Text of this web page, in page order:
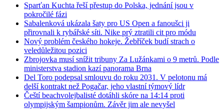
Sparťan Kuchta řeší přestup do Polska, jednání jsou v
pokročilé fázi
Sabalenková ukázala šaty pro US Open a fanoušci ji
přirovnali k rybářské síti. Nike prý ztratili cit pro módu
Nový problém českého hokeje. Žebříček budí strach o
veledůležitou pozici
Zbrojovka musí snížit tribuny Za Lužánkami o 9 metrů. Podle
ministerstva stadion kazí panorama Brna
Del Toro podepsal smlouvu do roku 2031. V pelotonu má
delší kontrakt než Pogačar, jeho vlastní týmový lídr
Čeští beachvolejbalisté dotáhli skóre na 14:14 proti
olympijským šampionům. Závěr jim ale nevyšel